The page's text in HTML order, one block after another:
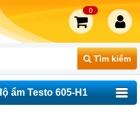
Tìm kiếm
0
ẩm Testo 605-H1